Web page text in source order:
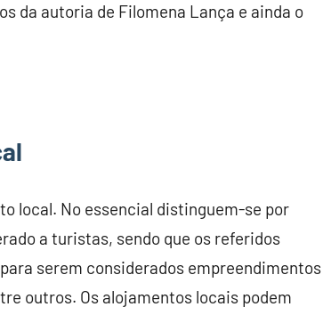
da autoria de Filomena Lança e ainda o
local. No essencial distinguem-se por
a turistas, sendo que os referidos
serem considerados empreendimentos
outros. Os alojamentos locais podem